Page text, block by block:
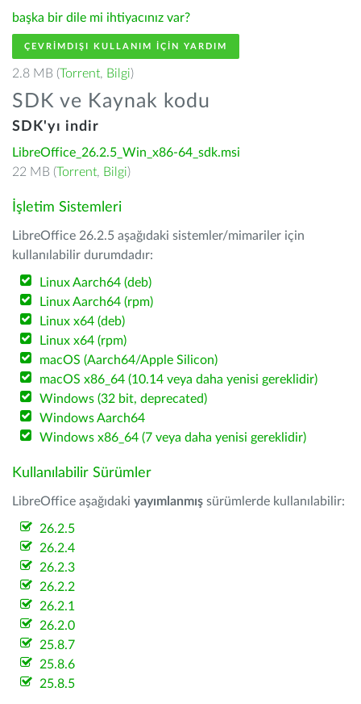
başka bir dile mi ihtiyacınız var?
ÇEVRIMDIŞI KULLANIM IÇIN YARDIM
2.8 MB (Torrent, Bilgi)
SDK ve Kaynak kodu
SDK'yı indir
LibreOffice_26.2.5_Win_x86-64_sdk.msi
22 MB (Torrent, Bilgi)
İşletim Sistemleri
LibreOffice 26.2.5 aşağıdaki sistemler/mimariler için
kullanılabilir durumdadır:
Linux Aarch64 (deb)
Linux Aarch64 (rpm)
Linux x64 (deb)
Linux x64 (rpm)
macOS (Aarch64/Apple Silicon)
macOS x86_64 (10.14 veya daha yenisi gereklidir)
Windows (32 bit, deprecated)
Windows Aarch64
Windows x86_64 (7 veya daha yenisi gereklidir)
Kullanılabilir Sürümler
LibreOffice aşağıdaki yayımlanmış sürümlerde kullanılabilir:
26.2.5
26.2.4
26.2.3
26.2.2
26.2.1
26.2.0
25.8.7
25.8.6
25.8.5